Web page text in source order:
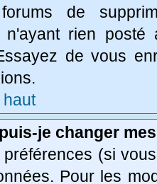
de
n'ayant rien
de vous
je changer
préférences (si
Pour les